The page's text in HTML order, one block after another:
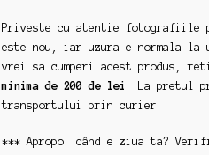
Priveste cu atentie fotografiile
este nou, iar uzura e normala la
vrei sa cumperi acest produs,
minima de 200 de lei
. La pretul
transportului prin curier.
*** Apropo: când e ziua ta?